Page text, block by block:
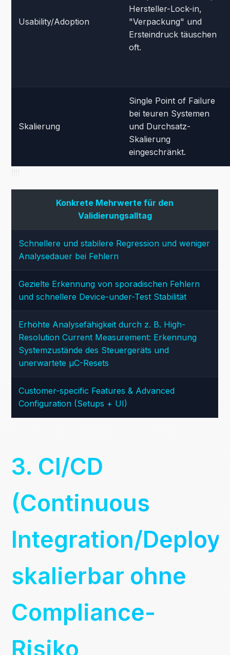
Usability/Adoption
Hersteller-Lock-in,
"Verpackung" und
Ersteindruck täuschen
oft.
Skalierung
Single Point of Failure
bei teuren Systemen
und Durchsatz-
Skalierung
eingeschränkt.
Konkrete Mehrwerte für den
Validierungsalltag
Schnellere und stabilere Regression und weniger
Analysedauer bei Fehlern
Gezielte Erkennung von sporadischen Fehlern
und schnellere Device-under-Test Stabilität
Erhöhte Analysefähigkeit durch z. B. High-
Resolution Current Measurement: Erkennung
Systemzustände des Steuergeräts und
unerwartete µC-Resets
Customer-specific Features & Advanced
Configuration (Setups + UI)
3. CI/CD
(Continuous
Integration/
skalierbar ohne
Compliance-
Risiko